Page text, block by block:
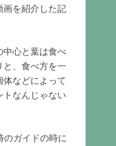
画を紹介した記
中心と葉は食べ
と、食べ方を一
体などによって
トなんじゃない
のガイドの時に